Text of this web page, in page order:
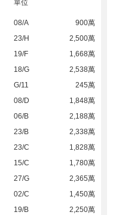
單位
08/A
900萬
23/H
2,500萬
19/F
1,668萬
18/G
2,538萬
G/11
245萬
08/D
1,848萬
06/B
2,188萬
23/B
2,338萬
23/C
1,828萬
15/C
1,780萬
27/G
2,365萬
02/C
1,450萬
19/B
2,250萬